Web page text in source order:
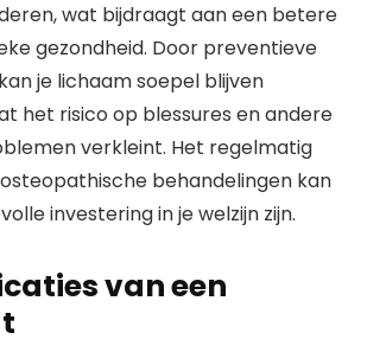
wat bijdraagt aan een betere
gezondheid. Door preventieve
je lichaam soepel blijven
het risico op blessures en andere
verkleint. Het regelmatig
behandelingen kan
investering in je welzijn zijn.
van een